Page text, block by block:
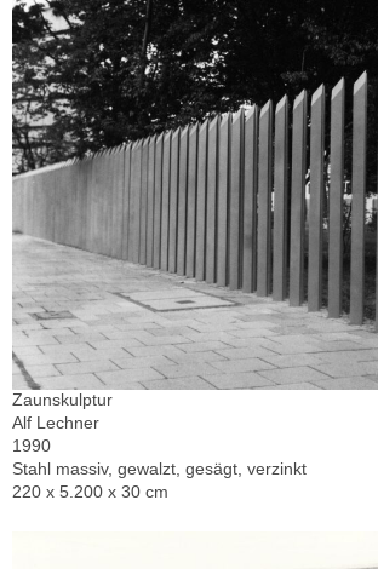
Zaunskulptur
Alf Lechner
1990
Stahl massiv, gewalzt, gesägt, verzinkt
220 x 5.200 x 30 cm